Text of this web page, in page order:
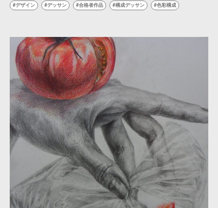
デザイン デッサン 合格者作品 構成デッサン 色彩構成